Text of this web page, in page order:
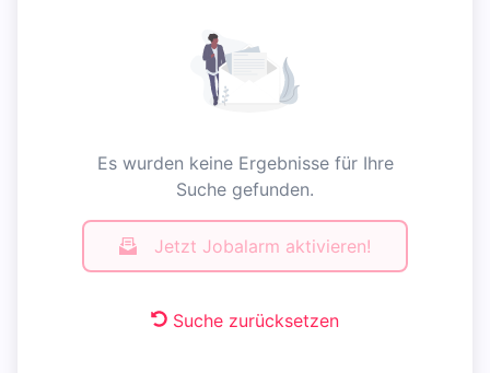
Es wurden keine Ergebnisse für Ihre
Suche gefunden.
Jetzt Jobalarm aktivieren!
Suche zurücksetzen